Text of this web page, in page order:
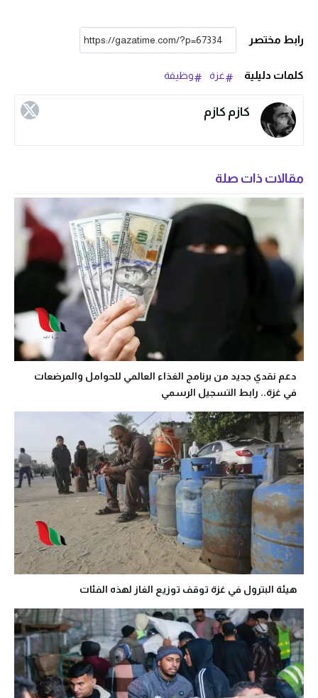
رابط مختصر
كلمات دليلية غزة وظيفة
كازم كازم
مقالات ذات صلة
دعم نقدي جديد من برنامج الغذاء العالمي للحوامل والمرضعات
في غزة.. رابط التسجيل الرسمي
هيئة البترول في غزة توقف توزيع الغاز لهذه الفئات